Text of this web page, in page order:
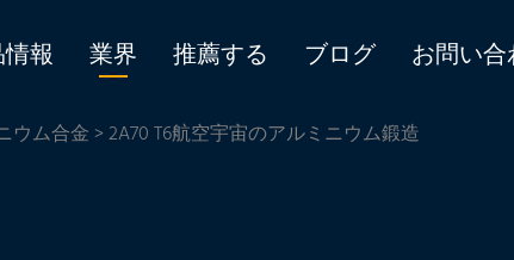
報 業界 推薦する ブログ お問い
ウム合金> 2A70 T6航空宇宙のアルミニウム鍛造